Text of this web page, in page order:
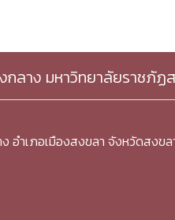
กลาง มหาวิทยาลัยราชภัฏ
อำเภอเมืองสงขลา จังหวัดสงขล